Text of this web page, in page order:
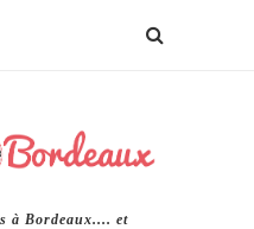
à Bordeaux.... et